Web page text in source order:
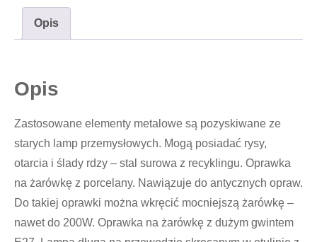
Opis
Opis
Zastosowane elementy metalowe są pozyskiwane ze
starych lamp przemysłowych. Mogą posiadać rysy,
otarcia i ślady rdzy – stal surowa z recyklingu. Oprawka
na żarówkę z porcelany. Nawiązuje do antycznych opraw.
Do takiej oprawki można wkręcić mocniejszą żarówkę –
nawet do 200W. Oprawka na żarówkę z dużym gwintem